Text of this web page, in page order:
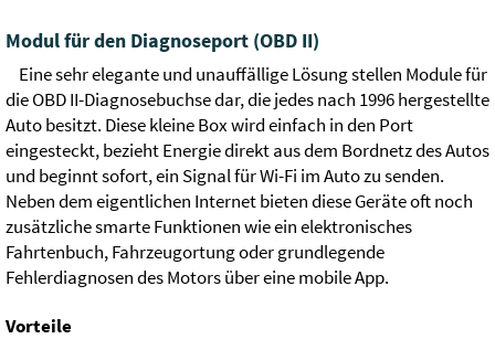
Modul für den Diagnoseport (OBD II)
Eine sehr elegante und unauffällige Lösung stellen Module für
die OBD II-Diagnosebuchse dar, die jedes nach 1996 hergestellte
Auto besitzt. Diese kleine Box wird einfach in den Port
eingesteckt, bezieht Energie direkt aus dem Bordnetz des Autos
und beginnt sofort, ein Signal für Wi-Fi im Auto zu senden.
Neben dem eigentlichen Internet bieten diese Geräte oft noch
zusätzliche smarte Funktionen wie ein elektronisches
Fahrtenbuch, Fahrzeugortung oder grundlegende
Fehlerdiagnosen des Motors über eine mobile App.
Vorteile